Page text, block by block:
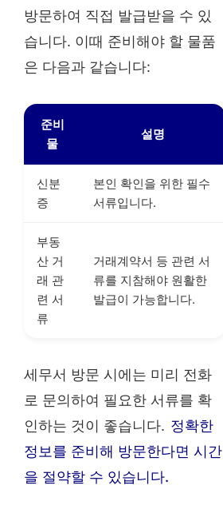
방문하여 직접 발급받을 수 있
습니다. 이때 준비해야 할 물품
은 다음과 같습니다:
준비
물
설명
신분
증
본인 확인을 위한 필수
서류입니다.
부동
산 거
래 관
련 서
류
거래계약서 등 관련 서
류를 지참해야 원활한
발급이 가능합니다.
세무서 방문 시에는 미리 전화
로 문의하여 필요한 서류를 확
인하는 것이 좋습니다. 정확한
정보를 준비해 방문한다면 시간
을 절약할 수 있습니다.